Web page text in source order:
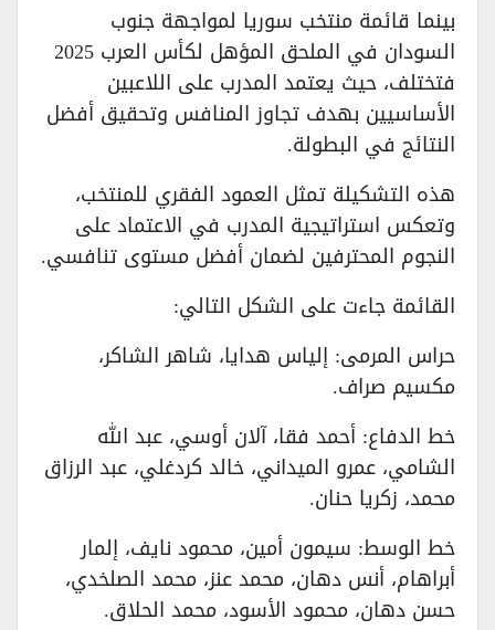
بينما قائمة منتخب سوريا لمواجهة جنوب
السودان في الملحق المؤهل لكأس العرب 2025
فتختلف، حيث يعتمد المدرب على اللاعبين
الأساسيين بهدف تجاوز المنافس وتحقيق أفضل
النتائج في البطولة.
هذه التشكيلة تمثل العمود الفقري للمنتخب،
وتعكس استراتيجية المدرب في الاعتماد على
النجوم المحترفين لضمان أفضل مستوى تنافسي.
القائمة جاءت على الشكل التالي:
حراس المرمى: إلياس هدايا، شاهر الشاكر،
مكسيم صراف.
خط الدفاع: أحمد فقا، آلان أوسي، عبد الله
الشامي، عمرو الميداني، خالد كردغلي، عبد الرزاق
محمد، زكريا حنان.
خط الوسط: سيمون أمين، محمود نايف، إلمار
أبراهام، أنس دهان، محمد عنز، محمد الصلخدي،
حسن دهان، محمود الأسود، محمد الحلاق.